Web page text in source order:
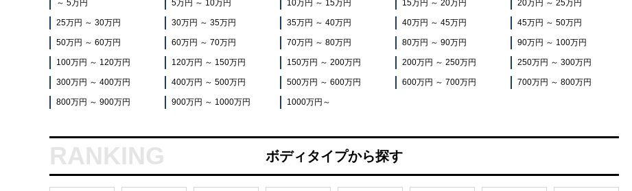
～ 5万円 5万円 ～ 10万円 10万円 ～ 15万円 15万円 ～ 20万円 20万円 ～ 25万円
25万円 ～ 30万円 30万円 ～ 35万円 35万円 ～ 40万円 40万円 ～ 45万円 45万円 ～ 50万円
50万円 ～ 60万円 60万円 ～ 70万円 70万円 ～ 80万円 80万円 ～ 90万円 90万円 ～ 100万円
100万円 ～ 120万円 120万円 ～ 150万円 150万円 ～ 200万円 200万円 ～ 250万円 250万円 ～ 300万円
300万円 ～ 400万円 400万円 ～ 500万円 500万円 ～ 600万円 600万円 ～ 700万円 700万円 ～ 800万円
800万円 ～ 900万円 900万円 ～ 1000万円 1000万円～
ボディタイプから探す